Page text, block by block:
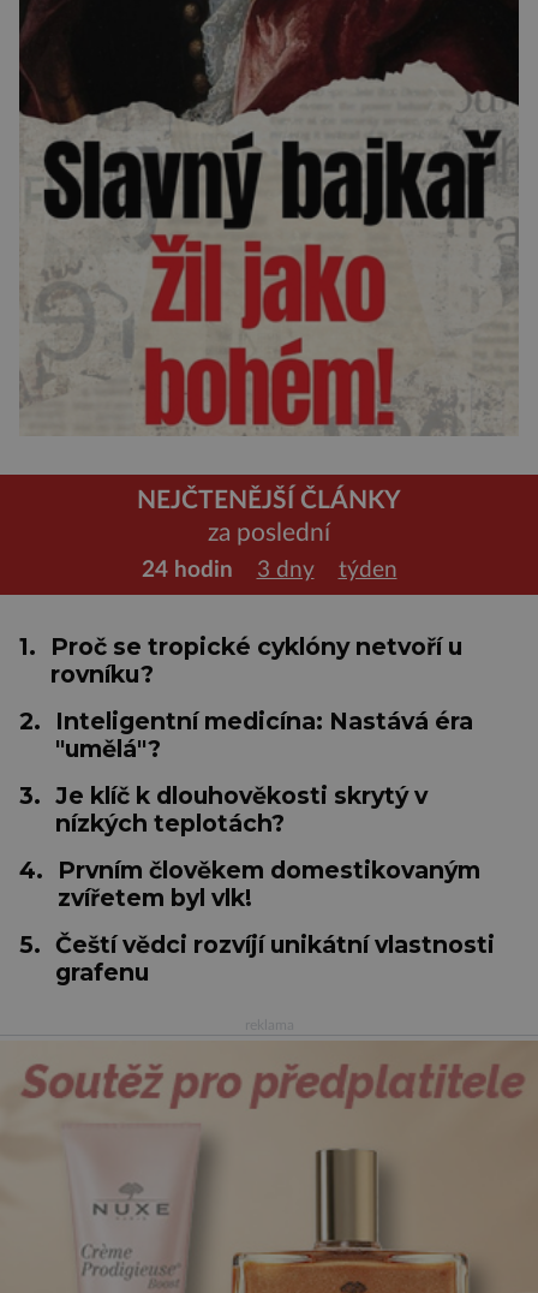
NEJČTENĚJŠÍ ČLÁNKY
za poslední
24 hodin 3 dny týden
1.
Proč se tropické cyklóny netvoří u
rovníku?
2.
Inteligentní medicína: Nastává éra
"umělá"?
3. Je klíč k dlouhověkosti skrytý v
nízkých teplotách?
4.
Prvním člověkem domestikovaným
zvířetem byl vlk!
5. Čeští vědci rozvíjí unikátní vlastnosti
grafenu